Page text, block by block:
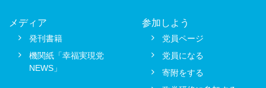
メディア
発刊書籍
機関紙「幸福実現党
NEWS」
参加しよう
党員ページ
党員になる
寄附をする